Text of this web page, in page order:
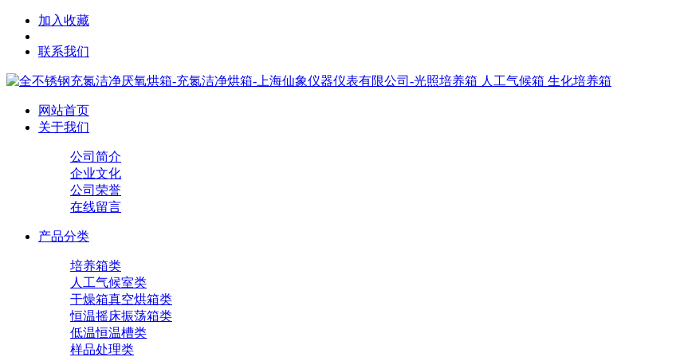
加入收藏
联系我们
网站首页
关于我们
公司简介
企业文化
公司荣誉
在线留言
产品分类
培养箱类
人工气候室类
干燥箱真空烘箱类
恒温摇床振荡箱类
低温恒温槽类
样品处理类